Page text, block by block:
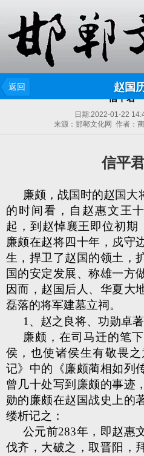
返回 赵国
信平君
日期:2022-01-22
来源：邯郸文化网 作者：
信平
廉颇，战国时的赵国大
的时间看，自赵惠文王
起，到赵悼襄王即位初期
廉颇在赵将四十年，戍守
生，捍卫了赵国的领土，
国的安定发展、称雄一方
因而，赵国后人、华夏大
磊落的将军建墓立祠。
1、赵之良将、功勋卓著
廉颇，在司马迁的笔
侯，也使诸侯生有敬畏
记》中的《廉颇蔺相如列
曾几十处写到廉颇的事迹
勋的廉颇在赵国战史上的
缕析记之：
公元前283年，即赵惠
伐齐，大破之，取晋阳，